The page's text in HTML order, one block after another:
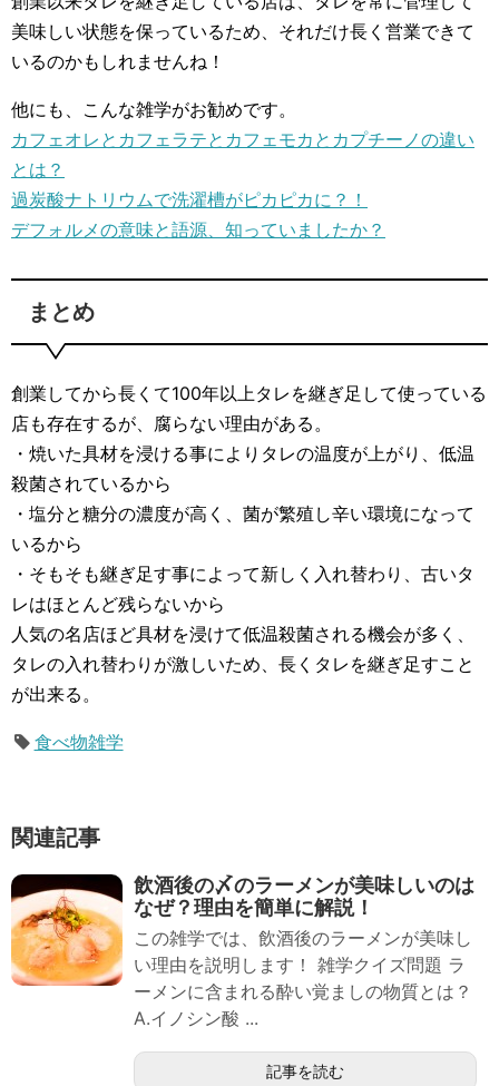
美味しい状態を保っているため、それだけ長く営業できて
いるのかもしれませんね！
他にも、こんな雑学がお勧めです。
カフェオレとカフェラテとカフェモカとカプチーノの違い
とは？
過炭酸ナトリウムで洗濯槽がピカピカに？！
デフォルメの意味と語源、知っていましたか？
まとめ
創業してから長くて100年以上タレを継ぎ足して使っている
店も存在するが、腐らない理由がある。
・焼いた具材を浸ける事によりタレの温度が上がり、低温
殺菌されているから
・塩分と糖分の濃度が高く、菌が繁殖し辛い環境になって
いるから
・そもそも継ぎ足す事によって新しく入れ替わり、古いタ
レはほとんど残らないから
人気の名店ほど具材を浸けて低温殺菌される機会が多く、
タレの入れ替わりが激しいため、長くタレを継ぎ足すこと
が出来る。
食べ物雑学
関連記事
飲酒後の〆のラーメンが美味しいのは
なぜ？理由を簡単に解説！
この雑学では、飲酒後のラーメンが美味し
い理由を説明します！ 雑学クイズ問題 ラ
ーメンに含まれる酔い覚ましの物質とは？
A.イノシン酸 ...
記事を読む